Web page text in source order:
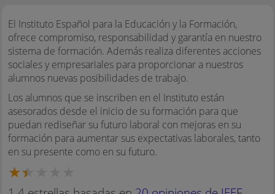
El Instituto Español para la Educación y la Formación,
ofrece compromiso, responsabilidad y garantía en nuestro
sistema de formación. Además realiza diferentes acciones
sociales y empresariales para proporcionar a nuestros
alumnos nuevas posibilidades de trabajo.
Los alumnos que se inscriben en el Instituto están
asesorados desde el inicio de su formación para que
puedan rediseñar su futuro laboral con mejoras en su
formación para aumentar sus expectativas laborales, tanto
en su presente como en su futuro.